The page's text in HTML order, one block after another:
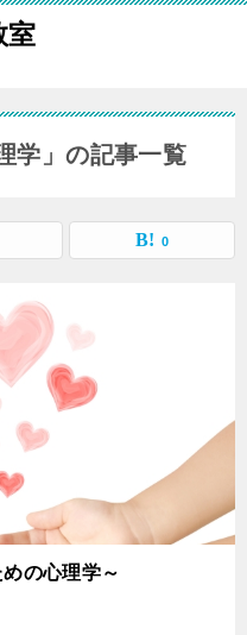
室
学」の記事一覧
0
の心理学～